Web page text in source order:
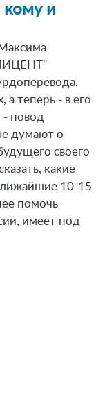
кому и
а теперь - в его
- повод
думают о
своего
какие
10-15
помочь
имеет под